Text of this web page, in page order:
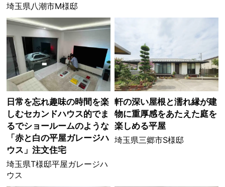
埼玉県八潮市M様邸
日常を忘れ趣味の時間を楽
しむセカンドハウス的でま
るでショールームのような
「赤と白の平屋ガレージハ
ウス」注文住宅
埼玉県T様邸平屋ガレージハ
ウス
軒の深い屋根と濡れ縁が建
物に重厚感をあたえた庭を
楽しめる平屋
埼玉県三郷市S様邸